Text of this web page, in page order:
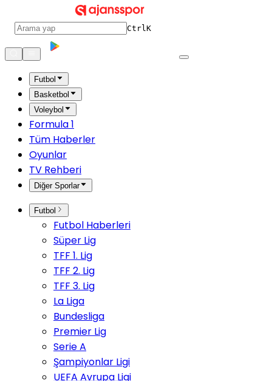
CtrlK
Futbol
Basketbol
Voleybol
Formula 1
Tüm Haberler
Oyunlar
TV Rehberi
Diğer Sporlar
Futbol
Futbol Haberleri
Süper Lig
TFF 1. Lig
TFF 2. Lig
TFF 3. Lig
La Liga
Bundesliga
Premier Lig
Serie A
Şampiyonlar Ligi
UEFA Avrupa Ligi